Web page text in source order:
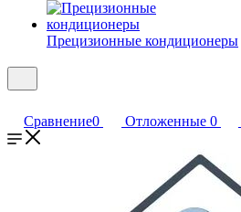
Прецизионные кондиционеры
Сравнение0 Отложенные 0